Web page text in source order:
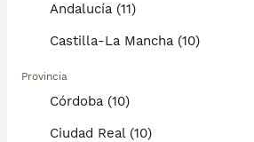
Andalucía (11)
Castilla-La Mancha (10)
Provincia
Córdoba (10)
Ciudad Real (10)